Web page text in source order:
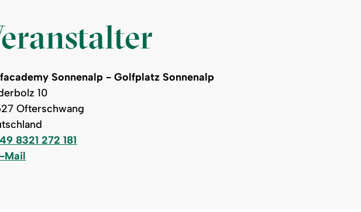
Sonnenalp - Golfplatz Sonnenalp
10
Ofterschwang
8321 272 181
Mail